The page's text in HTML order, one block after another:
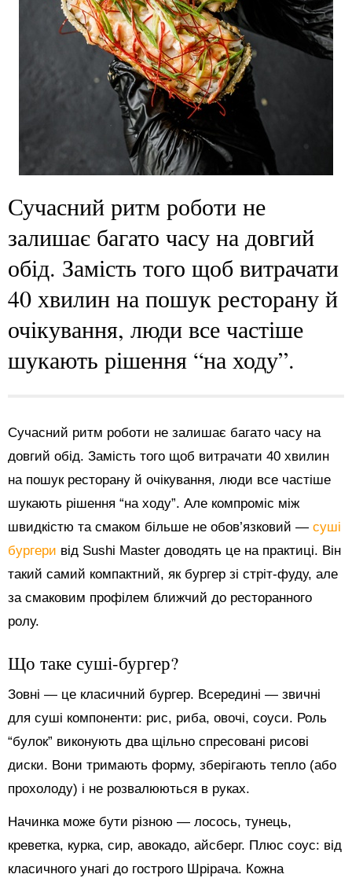
Сучасний ритм роботи не
залишає багато часу на довгий
обід. Замість того щоб витрачати
40 хвилин на пошук ресторану й
очікування, люди все частіше
шукають рішення “на ходу”.
Сучасний ритм роботи не залишає багато часу на
довгий обід. Замість того щоб витрачати 40 хвилин
на пошук ресторану й очікування, люди все частіше
шукають рішення “на ходу”. Але компроміс між
швидкістю та смаком більше не обов’язковий — суші
бургери від Sushi Master доводять це на практиці. Він
такий самий компактний, як бургер зі стріт-фуду, але
за смаковим профілем ближчий до ресторанного
ролу.
Що таке суші-бургер?
Зовні — це класичний бургер. Всередині — звичні
для суші компоненти: рис, риба, овочі, соуси. Роль
“булок” виконують два щільно спресовані рисові
диски. Вони тримають форму, зберігають тепло (або
прохолоду) і не розвалюються в руках.
Начинка може бути різною — лосось, тунець,
креветка, курка, сир, авокадо, айсберг. Плюс соус: від
класичного унагі до гострого Шрірача. Кожна